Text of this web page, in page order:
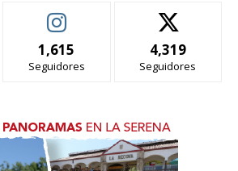
1,615
Seguidores
4,319
Seguidores